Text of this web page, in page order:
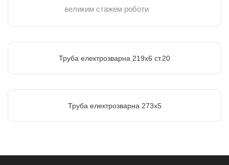
великим стажем роботи
Труба електрозварна 219х6 ст.20
Труба електрозварна 273х5